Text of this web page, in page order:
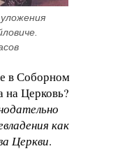
в Соборном
на Церковь?
как
Церкви.